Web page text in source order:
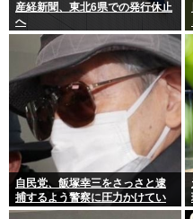
産経新聞、東北6県での発行休止
へ
自民党、飯塚幸三をさっさと逮
捕するよう警察に圧力かけてい
たwww